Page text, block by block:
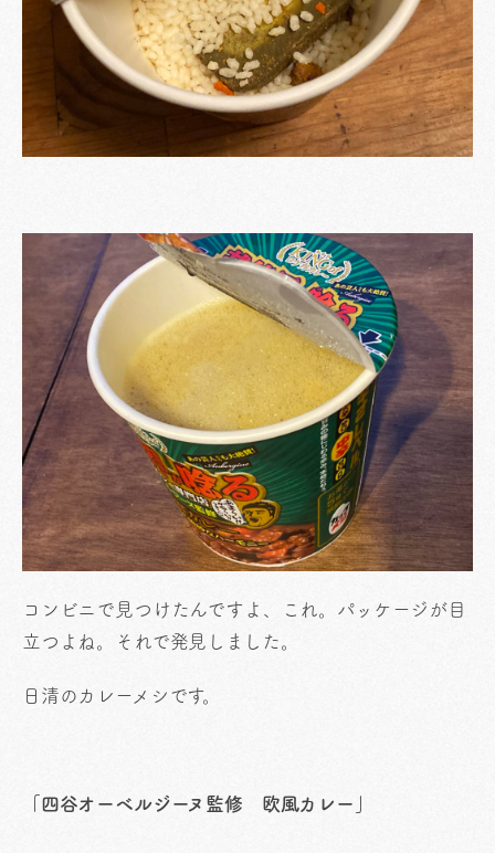
コンビニで見つけたんですよ、これ。パッケージが目
立つよね。それで発見しました。
日清のカレーメシです。
「四谷オーベルジーヌ監修 欧風カレー」